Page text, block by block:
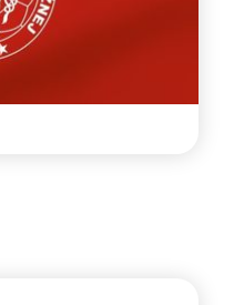
w meczu
szkoleniowej